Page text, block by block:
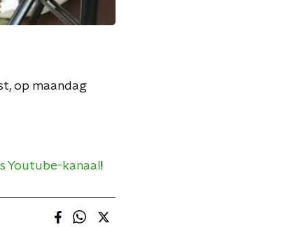
op maandag
Youtube-kanaal !